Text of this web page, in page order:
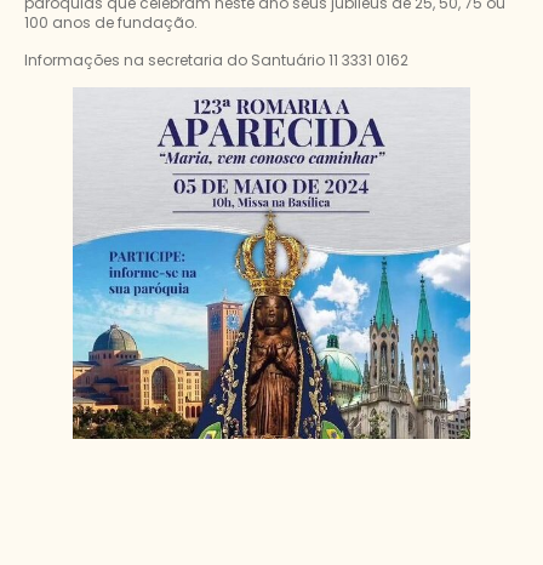
100 anos de fundação.
Informações na secretaria do Santuário 11 3331 0162